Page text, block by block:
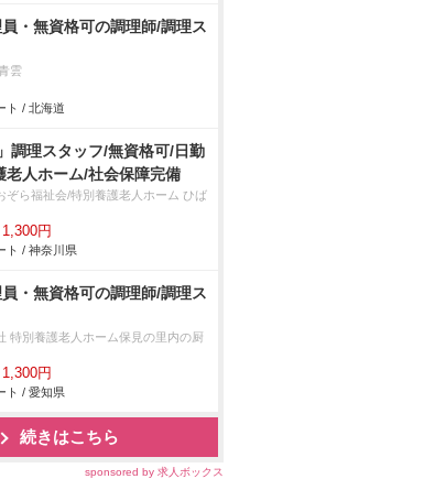
・無資格可の調理師/調理ス
雲
ト / 北海道
調理スタッフ/無資格可/日勤
老人ホーム/社会保障完備
ぞら福祉会/特別養護老人ホーム ひば
円
ト / 神奈川県
・無資格可の調理師/調理ス
特別養護老人ホーム保見の里内の厨
円
ト / 愛知県
続きはこちら
sponsored by 求人ボックス